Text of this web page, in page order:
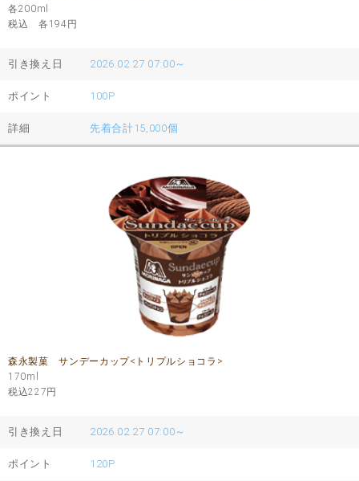
各200ml
税込 各194円
引き換え日 2026.02.27 07:00～
ポイント 100P
詳細 先着合計15,000個
森永製菓 サンデーカップ<トリプルショコラ>
170ml
税込227 円
引き換え日 2026.02.27 07:00～
ポイント 120P